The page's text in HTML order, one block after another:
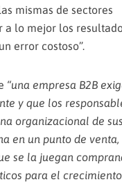
mismas de sectores
a lo mejor los
error costoso”.
“una empresa B2B
y que los
organizacional de sus
en un punto de venta,
se la juegan
para el